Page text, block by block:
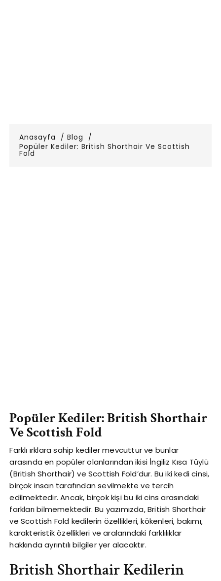
Anasayfa
Blog
Popüler Kediler: British Shorthair Ve Scottish
Fold
Popüler Kediler: British Shorthair
Ve Scottish Fold
Farklı ırklara sahip kediler mevcuttur ve bunlar
arasında en popüler olanlarından ikisi İngiliz Kısa Tüylü
(British Shorthair) ve Scottish Fold’dur. Bu iki kedi cinsi,
birçok insan tarafından sevilmekte ve tercih
edilmektedir. Ancak, birçok kişi bu iki cins arasındaki
farkları bilmemektedir. Bu yazımızda, British Shorthair
ve Scottish Fold kedilerin özellikleri, kökenleri, bakımı,
karakteristik özellikleri ve aralarındaki farklılıklar
hakkında ayrıntılı bilgiler yer alacaktır.
British Shorthair Kedilerin